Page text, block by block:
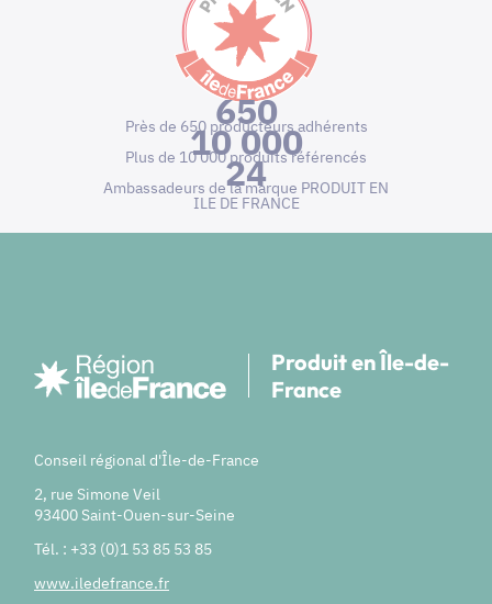
650
Près de 650 producteurs adhérents
10 000
Plus de 10 000 produits référencés
24
Ambassadeurs de la marque PRODUIT EN
ILE DE FRANCE
Produit en Île-de-
France
Conseil régional d'Île-de-France
2, rue Simone Veil
93400 Saint-Ouen-sur-Seine
Tél. : +33 (0)1 53 85 53 85
www.iledefrance.fr